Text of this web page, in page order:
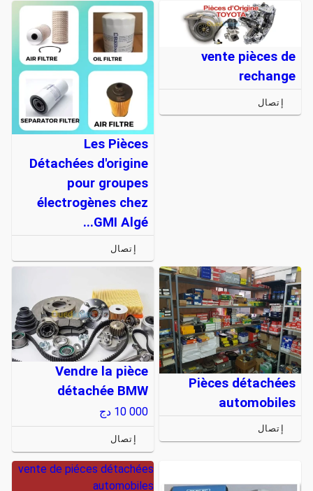
vente pièces de
rechange
إتصال
Les Pièces
Détachées d'origine
pour groupes
électrogènes chez
GMI Algé...
إتصال
Pièces détachées
automobiles
إتصال
Vendre la pièce
détachée BMW
10 000 دج
إتصال
vente de piéces détachées
automobiles